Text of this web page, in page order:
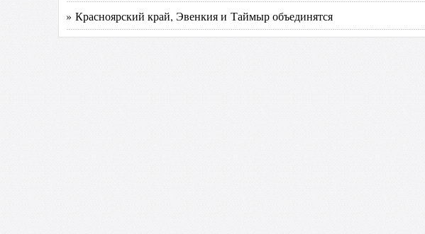
» Красноярский край, Эвенкия и Таймыр объединятся